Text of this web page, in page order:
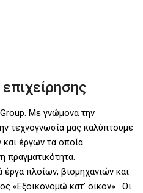
Με γνώμονα την
τεχνογνωσία μας καλύπτουμε
έργων τα οποία
πραγματικότητα.
πλοίων, βιομηχανιών και
«Εξοικονομώ κατ’ οίκον» . Οι